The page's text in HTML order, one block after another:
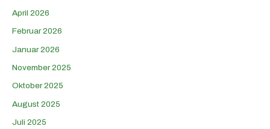
April 2026
Februar 2026
Januar 2026
November 2025
Oktober 2025
August 2025
Juli 2025